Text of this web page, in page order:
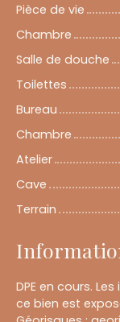
Pièce de vie
Chambre
Salle de douche
Toilettes
Bureau
Chambre
Atelier
Cave
Terrain
DPE en cours.
ce bien est